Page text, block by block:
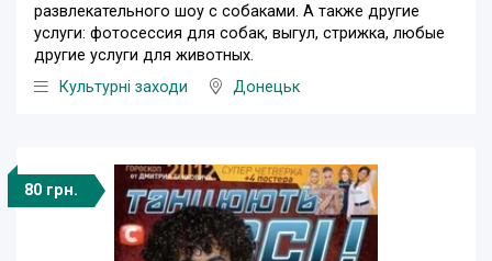
развлекательного шоу с собаками. А также другие
услуги: фотосессия для собак, выгул, стрижка, любые
другие услуги для животных.
Культурні заходи
Донецьк
80 грн.